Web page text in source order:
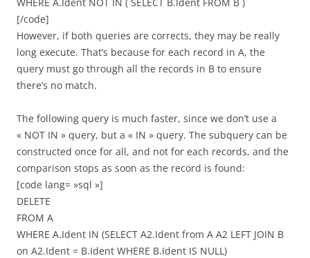
[/code]
However, if both queries are corrects, they may be really
long execute. That’s because for each record in A, the
query must go through all the records in B to ensure
there’s no match.
The following query is much faster, since we don’t use a
« NOT IN » query, but a « IN » query. The subquery can be
constructed once for all, and not for each records, and the
comparison stops as soon as the record is found:
[code lang= »sql »]
DELETE
FROM A
WHERE A.Ident IN (SELECT A2.Ident from A A2 LEFT JOIN B
on A2.Ident = B.Ident WHERE B.Ident IS NULL)